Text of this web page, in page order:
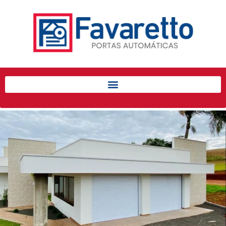
Início
Produtos
Porta de Enrolar Automática
Enrolar
Pintura eletrostática
Portfólio
Contato